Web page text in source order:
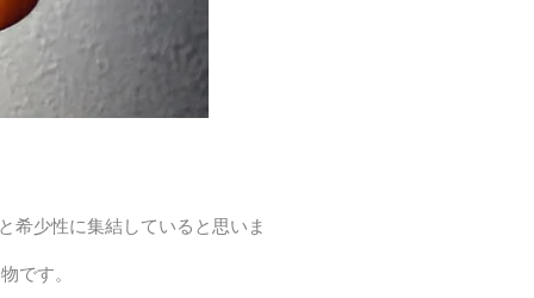
希少性に集結していると思いま
です。